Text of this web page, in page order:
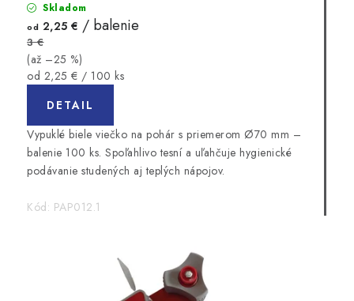
Skladom
od 2,25 € / balenie
3 €
(až –25 %)
Jednotková
od 2,25 € / 100 ks
DETAIL
Vypuklé biele viečko na pohár s priemerom Ø70 mm –
balenie 100 ks. Spoľahlivo tesní a uľahčuje hygienické
podávanie studených aj teplých nápojov.
Kód: PAP012.1